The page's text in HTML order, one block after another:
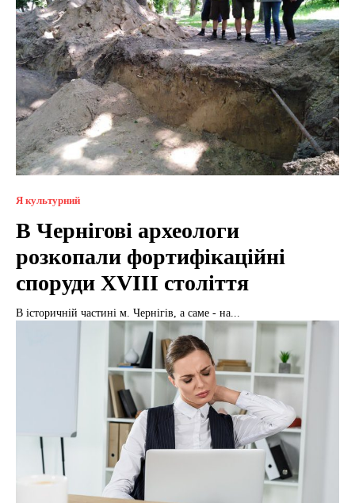
Я культурний
В Чернігові археологи
розкопали фортифікаційні
споруди XVIII століття
В історичній частині м. Чернігів, а саме - на...